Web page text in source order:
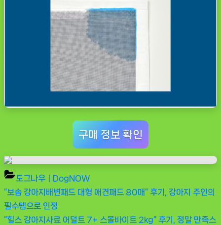
구매 정보 확인
도그나우ㅣDogNOW
글
탐
Previous
Post:
“보솜 강아지배변패드 대형 애견패드 80매” 후기, 강아지 주인의
필수템으로 인정
Next
“힐스 강아지사료 어덜트 7+ 스몰바이트 2kg” 후기, 정말 만족스